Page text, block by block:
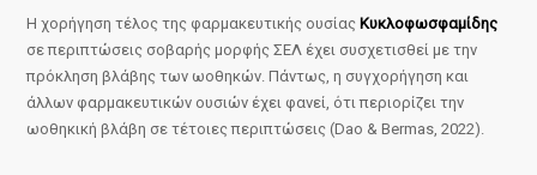
Η χορήγηση τέλος της φαρμακευτικής ουσίας Κυκλοφωσφαμίδης
σε περιπτώσεις σοβαρής μορφής ΣΕΛ έχει συσχετισθεί με την
πρόκληση βλάβης των ωοθηκών. Πάντως, η συγχορήγηση και
άλλων φαρμακευτικών ουσιών έχει φανεί, ότι περιορίζει την
ωοθηκική βλάβη σε τέτοιες περιπτώσεις (Dao & Bermas, 2022).